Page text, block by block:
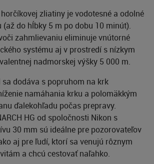
zliatiny je vodotesné a odolné
do hĺbky 5 m po dobu 10 minút).
zahmlievaniu eliminuje vnútorné
systému aj v prostredí s nízkym
nadmorskej výšky 5 000 m.
dodáva s popruhom na krk
namáhania krku a polomäkkým
ďalekohľadu počas prepravy.
HG od spoločnosti Nikon s
30 mm sú ideálne pre pozorovateľov
aj pre ľudí, ktorí sa venujú rôznym
a chcú cestovať naľahko.